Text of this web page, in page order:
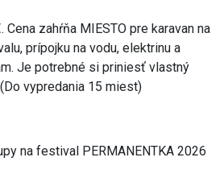
Cena zahŕňa MIESTO pre karavan na
prípojku na vodu, elektrinu a
Je potrebné si priniesť vlastný
vypredania 15 miest)
na festival PERMANENTKA 2026